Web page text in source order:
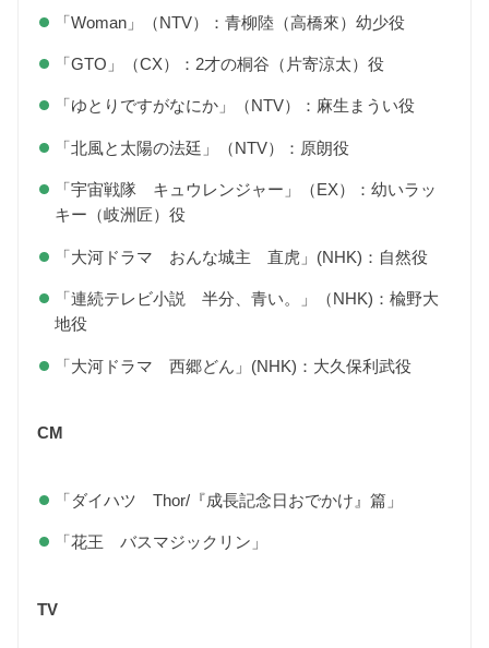
「Woman」（NTV）：青柳陸（高橋來）幼少役
「GTO」（CX）：2才の桐谷（片寄涼太）役
「ゆとりですがなにか」（NTV）：麻生まうい役
「北風と太陽の法廷」（NTV）：原朗役
「宇宙戦隊 キュウレンジャー」（EX）：幼いラッ
キー（岐洲匠）役
「大河ドラマ おんな城主 直虎」(NHK)：自然役
「連続テレビ小説 半分、青い。」（NHK)：楡野大
地役
「大河ドラマ 西郷どん」(NHK)：大久保利武役
CM
「ダイハツ Thor/『成長記念日おでかけ』篇」
「花王 バスマジックリン」
TV